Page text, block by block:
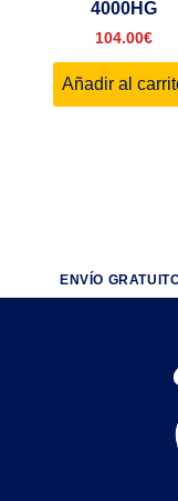
4000HG
104.00€
Añadir al
ENVÍO